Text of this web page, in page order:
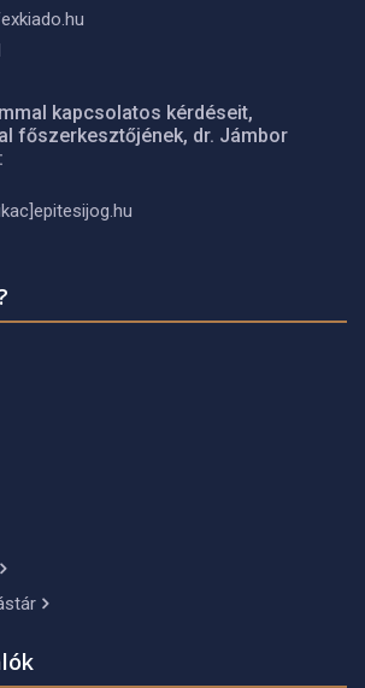
kapcsolatos kérdéseit,
főszerkesztőjének, dr. Jámbor